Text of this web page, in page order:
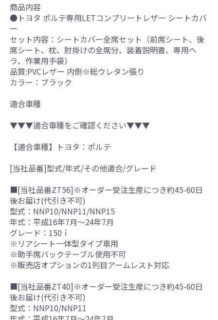
商品内容
●トヨタ ポルテ専用LETコンプリートレザー シートカバ
ー
セット内容：シートカバー全席セット（前席シート、後
席シート、枕、肘掛けの全席分、装着説明書、専用ヘ
ラ、作業用手袋）
品質:PVCレザー 内側※総ウレタン張り
カラー：ブラック
適合車種
▼▼▼適合車種をご確認ください▼▼▼
【適合車種】トヨタ：ポルテ
[当社品番]型式/年式/その他適合/グレード
■[当社品番ZT56]※オーダー受注生産につき約45-60日
後お届け(代引き不可)
型式：NNP10/NNP11/NNP15
年式：平成16年7月～24年7月
グレード：150ｉ
※リアシート一体型タイプ車用
※助手席バックテーブル使用不可
※販売店オプションの1列目アームレスト対応
■[当社品番ZT40]※オーダー受注生産につき約45-60日
後お届け(代引き不可)
型式：NNP10/NNP11